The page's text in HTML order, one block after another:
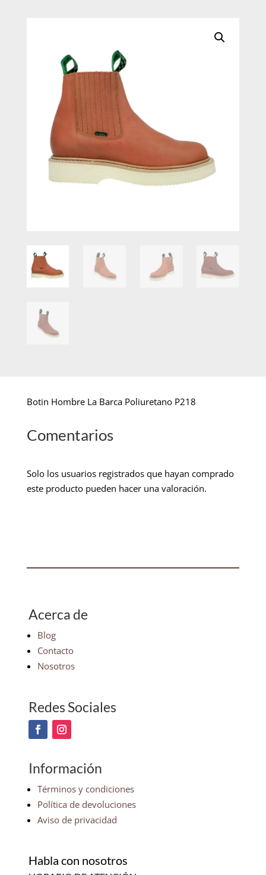
Botin Hombre La Barca Poliuretano P218
Comentarios
Solo los usuarios registrados que hayan comprado
este producto pueden hacer una valoración.
Acerca de
Blog
Contacto
Nosotros
Redes Sociales
Información
Términos y condiciones
Política de devoluciones
Aviso de privacidad
Habla con nosotros